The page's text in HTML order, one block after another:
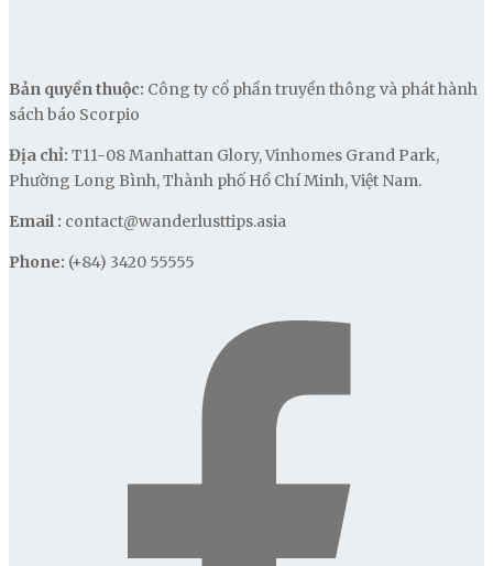
Bản quyền thuộc: Công ty cổ phần truyền thông và phát hành
sách báo Scorpio
Địa chỉ: T11-08 Manhattan Glory, Vinhomes Grand Park,
Phường Long Bình, Thành phố Hồ Chí Minh, Việt Nam.
Email : contact@wanderlusttips.asia
Phone: (+84) 3420 55555